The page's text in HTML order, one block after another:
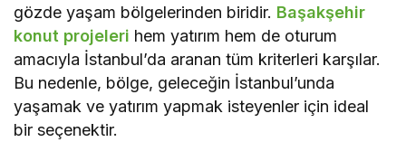
gözde yaşam bölgelerinden biridir. Başakşehir
konut projeleri hem yatırım hem de oturum
amacıyla İstanbul’da aranan tüm kriterleri karşılar.
Bu nedenle, bölge, geleceğin İstanbul’unda
yaşamak ve yatırım yapmak isteyenler için ideal
bir seçenektir.